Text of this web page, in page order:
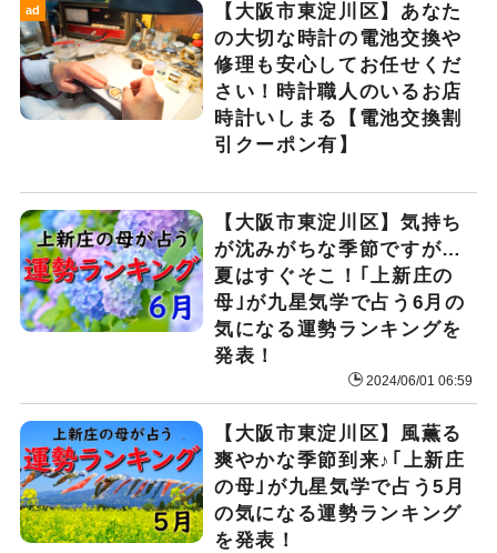
ad
【大阪市東淀川区】あなた
の大切な時計の電池交換や
修理も安心してお任せくだ
さい！時計職人のいるお店
時計いしまる【電池交換割
引クーポン有】
【大阪市東淀川区】気持ち
が沈みがちな季節ですが…
夏はすぐそこ！｢上新庄の
母｣が九星気学で占う6月の
気になる運勢ランキングを
発表！
2024/06/01 06:59
【大阪市東淀川区】風薫る
爽やかな季節到来♪｢上新庄
の母｣が九星気学で占う5月
の気になる運勢ランキング
を発表！